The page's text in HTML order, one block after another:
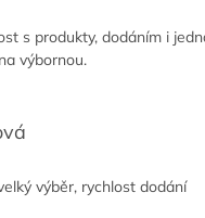
s produkty, dodáním i
výbornou.
výběr, rychlost dodání